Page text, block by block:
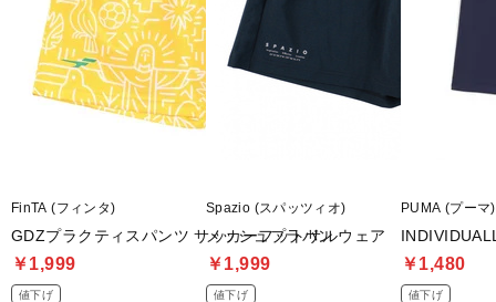
FinTA (フィンタ)
GDZプラクティスパンツ サッカーフットサルウェア
￥1,999
値下げ
Spazio (スパッツィオ)
メッシュプラパン
￥1,999
値下げ
PUMA (プーマ)
￥1,480
値下げ